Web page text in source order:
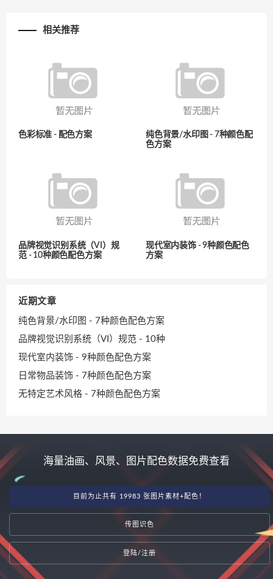
相关推荐
色彩标准 - 配色方案
纯色背景/水印图 - 7种颜色配
色方案
品牌视觉识别系统（VI）规
范 - 10种颜色配色方案
现代室内装饰 - 9种颜色配色
方案
近期文章
纯色背景/水印图 - 7种颜色配色方案
品牌视觉识别系统（VI）规范 - 10种
现代室内装饰 - 9种颜色配色方案
日常物品装饰 - 7种颜色配色方案
无特定艺术风格 - 7种颜色配色方案
海量油画、风景、图片配色数据免费查看
目前为止共有 19983 张图片素材+配色！
传图识色
登陆/注册